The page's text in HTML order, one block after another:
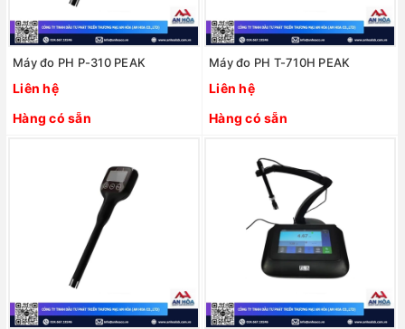
Máy đo PH P-310 PEAK
Liên hệ
Hàng có sẵn
Máy đo PH T-710H PEAK
Liên hệ
Hàng có sẵn